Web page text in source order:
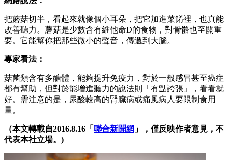
把蘑菇切半，看起來就像個小耳朵，把它加進菜餚裡，也真能
改善聽力。蘑菇是少數含有維他命D的食物，對骨骼也至關重
要。它能幫你把那些微小的聲音，傳遞到大腦。
專家看法：
菇菌類含有多醣體，能夠提升免疫力，對於一般感冒甚至癌症
都有幫助，但對於能增進聽力的說法則「有點誇張」，看看就
好。需注意的是，尿酸較高的腎臟病或痛風病人要限制食用
量。
（本文轉載自2016.8.16「 聯合新聞網 」，僅反映作者意見，不
代表本社立場。)